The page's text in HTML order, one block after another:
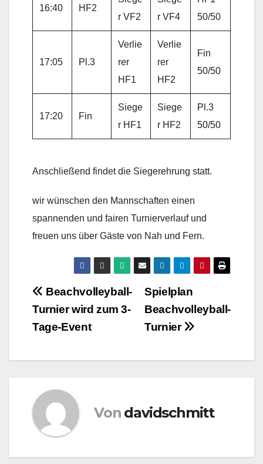
16:40 HF2
r VF2
r VF4
50/50
17:05 Pl.3
Verlie
rer
HF1
Verlie
rer
HF2
Fin
50/50
17:20 Fin
Siege
r HF1
Siege
r HF2
Pl.3
50/50
Anschließend findet die Siegerehrung statt.
wir wünschen den Mannschaften einen
spannenden und fairen Turnierverlauf und
freuen uns über Gäste von Nah und Fern.
Beitragsnavigation
Spielplan
Beachvolleyball-
Turnier
Beachvolleyball-
Turnier wird zum 3-
Tage-Event
Von davidschmitt